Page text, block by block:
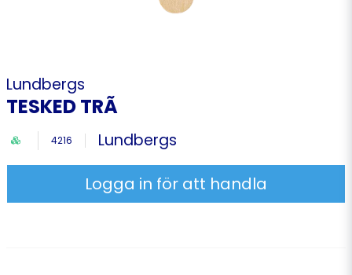
Lundbergs
TESKED TRÃ
4216 Lundbergs
Logga in för att handla